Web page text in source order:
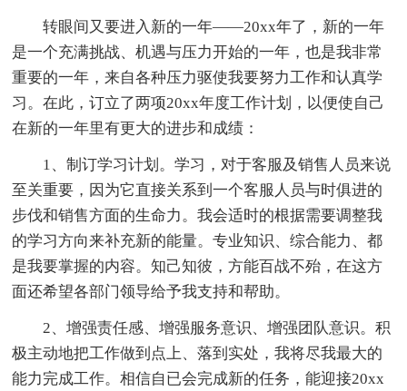
转眼间又要进入新的一年——20xx年了，新的一年
是一个充满挑战、机遇与压力开始的一年，也是我非常
重要的一年，来自各种压力驱使我要努力工作和认真学
习。在此，订立了两项20xx年度工作计划，以便使自己
在新的一年里有更大的进步和成绩：
1、制订学习计划。学习，对于客服及销售人员来说
至关重要，因为它直接关系到一个客服人员与时俱进的
步伐和销售方面的生命力。我会适时的根据需要调整我
的学习方向来补充新的能量。专业知识、综合能力、都
是我要掌握的内容。知己知彼，方能百战不殆，在这方
面还希望各部门领导给予我支持和帮助。
2、增强责任感、增强服务意识、增强团队意识。积
极主动地把工作做到点上、落到实处，我将尽我最大的
能力完成工作。相信自已会完成新的任务，能迎接20xx